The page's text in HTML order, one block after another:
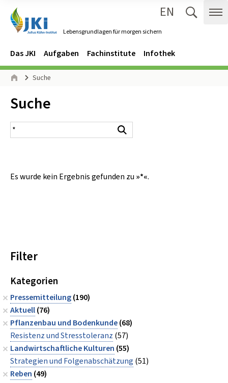
Lebensgrundlagen für morgen sichern
EN
Navigation
Hauptmenü
Das JKI Aufgaben Fachinstitute Infothek
Seitenpfad
Suche
Inhalt:
Suche
Suchergebnis
Es wurde kein Ergebnis gefunden zu »*«.
Filter
Kategorien
Pressemitteilung(190)
Aktuell(76)
Pflanzenbau und Bodenkunde(68)
Resistenz und Stresstoleranz (57)
Landwirtschaftliche Kulturen (55)
Strategien und Folgenabschätzung (51)
Reben (49)